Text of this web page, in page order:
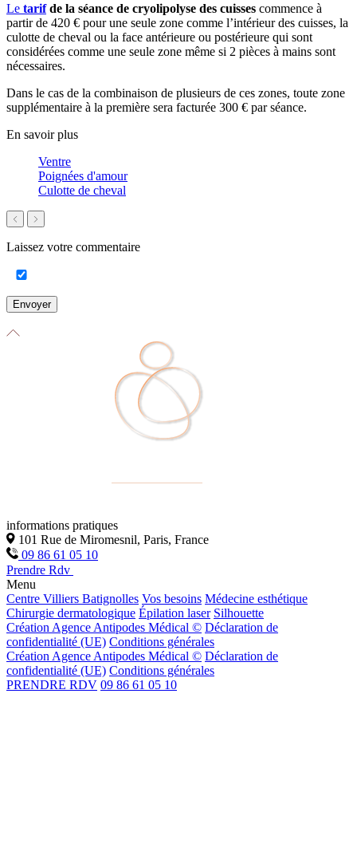
Le tarifde la séance de cryolipolyse des cuisses commence à
partir de 420 € pour une seule zone comme l’intérieur des cuisses, la
culotte de cheval ou la face antérieure ou postérieure qui sont
considérées comme une seule zone même si 2 pièces à mains sont
nécessaires.
Dans le cas de la combinaison de plusieurs de ces zones, toute zone
supplémentaire à la première sera facturée 300 € par séance.
En savoir plus
Ventre
Poignées d'amour
Culotte de cheval
Laissez votre commentaire
Envoyer
informations pratiques
101 Rue de Miromesnil, Paris, France
09 86 61 05 10
Prendre Rdv
Menu
Centre Villiers Batignolles Vos besoins Médecine esthétique
Chirurgie dermatologique Épilation laser Silhouette
Création Agence Antipodes Médical © Déclaration de
confidentialité (UE) Conditions générales
Création Agence Antipodes Médical © Déclaration de
confidentialité (UE) Conditions générales
PRENDRE RDV 09 86 61 05 10